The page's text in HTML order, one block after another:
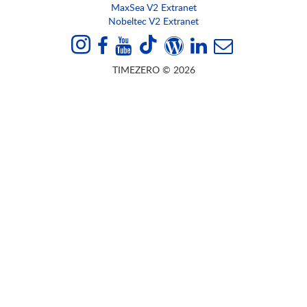
MaxSea V2 Extranet
Nobeltec V2 Extranet
TIMEZERO © 2026